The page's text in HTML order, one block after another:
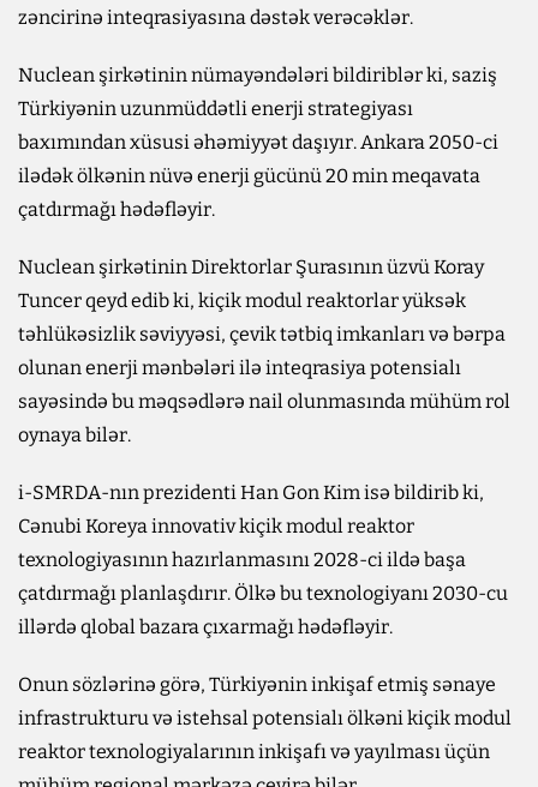
zəncirinə inteqrasiyasına dəstək verəcəklər.
Nuclean şirkətinin nümayəndələri bildiriblər ki, saziş
Türkiyənin uzunmüddətli enerji strategiyası
baxımından xüsusi əhəmiyyət daşıyır. Ankara 2050-ci
ilədək ölkənin nüvə enerji gücünü 20 min meqavata
çatdırmağı hədəfləyir.
Nuclean şirkətinin Direktorlar Şurasının üzvü Koray
Tuncer qeyd edib ki, kiçik modul reaktorlar yüksək
təhlükəsizlik səviyyəsi, çevik tətbiq imkanları və bərpa
olunan enerji mənbələri ilə inteqrasiya potensialı
sayəsində bu məqsədlərə nail olunmasında mühüm rol
oynaya bilər.
i-SMRDA-nın prezidenti Han Gon Kim isə bildirib ki,
Cənubi Koreya innovativ kiçik modul reaktor
texnologiyasının hazırlanmasını 2028-ci ildə başa
çatdırmağı planlaşdırır. Ölkə bu texnologiyanı 2030-cu
illərdə qlobal bazara çıxarmağı hədəfləyir.
Onun sözlərinə görə, Türkiyənin inkişaf etmiş sənaye
infrastrukturu və istehsal potensialı ölkəni kiçik modul
reaktor texnologiyalarının inkişafı və yayılması üçün